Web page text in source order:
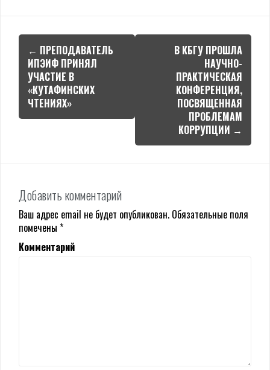
Навигация
по
записям
← ПРЕПОДАВАТЕЛЬ
ИПЭИФ ПРИНЯЛ
УЧАСТИЕ В
«КУТАФИНСКИХ
ЧТЕНИЯХ»
В КБГУ ПРОШЛА
НАУЧНО-
ПРАКТИЧЕСКАЯ
КОНФЕРЕНЦИЯ,
ПОСВЯЩЕННАЯ
ПРОБЛЕМАМ
КОРРУПЦИИ →
Добавить комментарий
Ваш адрес email не будет опубликован. Обязательные поля
помечены *
Комментарий